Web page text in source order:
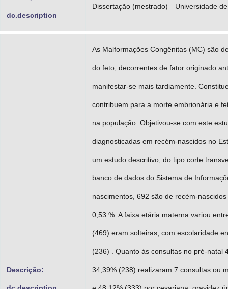
dc.description
Dissertação (mestrado)—Universidade
Descrição:
As Malformações Congênitas (MC) são
do feto, decorrentes de fator originado
manifestar-se mais tardiamente.
contribuem para a morte embrionária e
na população. Objetivou-se com este
diagnosticadas em recém-nascidos no
um estudo descritivo, do tipo corte
banco de dados do Sistema de
nascimentos, 692 são de recém-
0,53 %. A faixa etária materna variou
(469) eram solteiras; com escolaridade
(236) . Quanto às consultas no pré-natal
34,39% (238) realizaram 7 consultas ou